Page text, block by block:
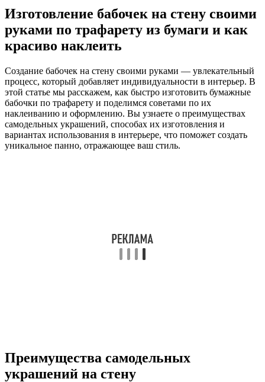
Изготовление бабочек на стену своими
руками по трафарету из бумаги и как
красиво наклеить
Создание бабочек на стену своими руками — увлекательный
процесс, который добавляет индивидуальности в интерьер. В
этой статье мы расскажем, как быстро изготовить бумажные
бабочки по трафарету и поделимся советами по их
наклеиванию и оформлению. Вы узнаете о преимуществах
самодельных украшений, способах их изготовления и
вариантах использования в интерьере, что поможет создать
уникальное панно, отражающее ваш стиль.
Преимущества самодельных
украшений на стену